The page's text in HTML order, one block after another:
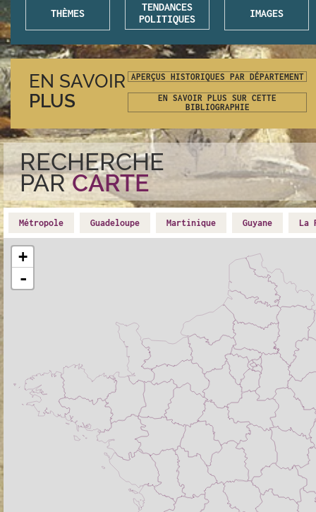
THÈMES
TENDANCES
POLITIQUES
IMAGES
EN SAVOIR
PLUS
APERÇUS HISTORIQUES PAR DÉPARTEMENT
EN SAVOIR PLUS SUR CETTE
BIBLIOGRAPHIE
RECHERCHE
PARCARTE
+
-